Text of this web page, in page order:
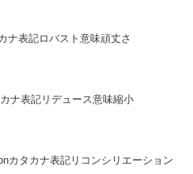
ナ表記ロバスト意味頑丈さ
ナ表記リデュース意味縮小
カタカナ表記リコンシリエーション